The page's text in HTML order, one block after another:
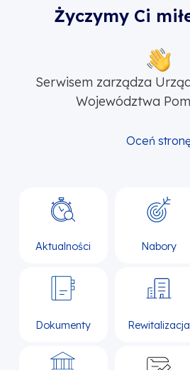
Życzymy Ci
Serwisem zarządza
Województwa
Oceń
Aktualności Nabory
Dokumenty Rewitalizacja